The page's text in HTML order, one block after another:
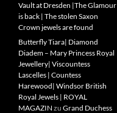
Vault at Dresden |The Glamour
is back | The stolen Saxon
Crown jewels are found
Butterfly Tiara| Diamond
Diadem – Mary Princess Royal
Jewellery| Viscountess
Lascelles | Countess
Harewood| Windsor British
Royal Jewels | ROYAL
MAGAZIN zu Grand Duchess